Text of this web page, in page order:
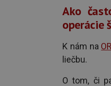
Ako
operácie
K nám na
liečbu.
O tom, či